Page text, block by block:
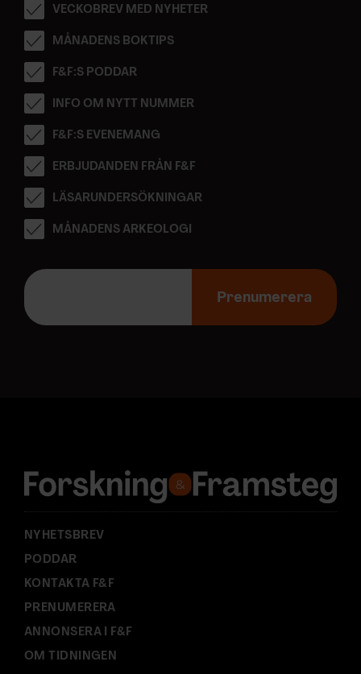
VECKOBREV MED NYHETER
MÅNADENS BOKTIPS
F&F:S PODDAR
INFO OM NYTT NUMMER
F&F:S EVENEMANG
ERBJUDANDEN FRÅN F&F
LÄSARUNDERSÖKNINGAR
MÅNADENS ARKEOLOGI
E
p
s
:
Prenumerera
NYHETSBREV
PODDAR
KONTAKTA F&F
PRENUMERERA
ANNONSERA I F&F
OM TIDNINGEN